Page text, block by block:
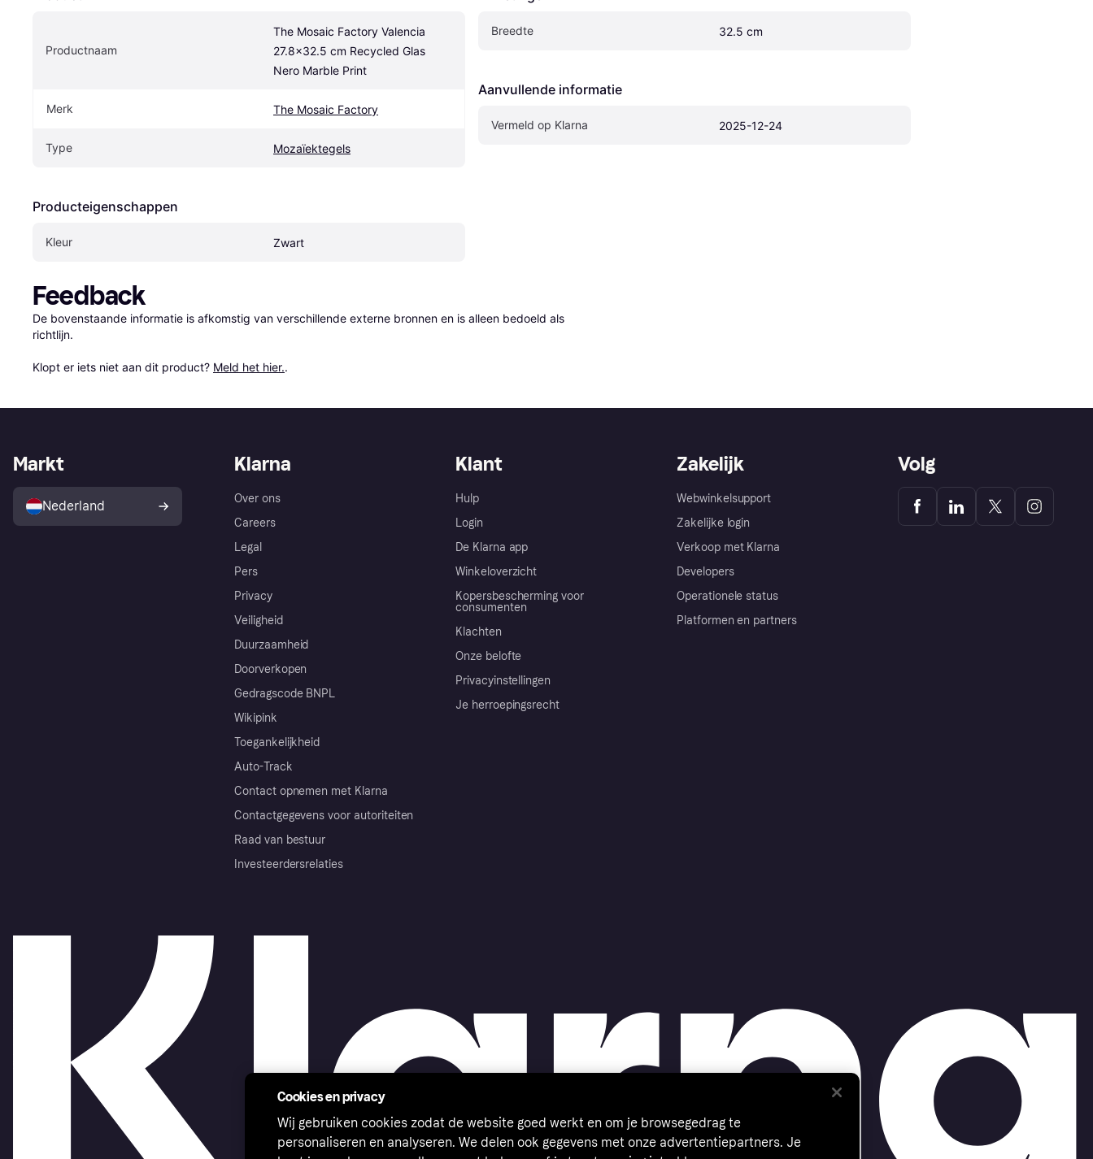
Productnaam
The Mosaic Factory Valencia
27.8x32.5 cm Recycled Glas
Nero Marble Print
Merk The Mosaic Factory
Type Mozaïektegels
Producteigenschappen
Kleur Zwart
Breedte 32.5 cm
Aanvullende informatie
Vermeld op Klarna 2025-12-24
Feedback
De bovenstaande informatie is afkomstig van verschillende externe bronnen en is alleen bedoeld als
richtlijn.
Klopt er iets niet aan dit product? Meld het hier..
Klarna
Over ons
Careers
Legal
Pers
Privacy
Veiligheid
Duurzaamheid
Doorverkopen
Gedragscode BNPL
Wikipink
Toegankelijkheid
Auto-Track
Contact opnemen met Klarna
Contactgegevens voor autoriteiten
Raad van bestuur
Investeerdersrelaties
Klant
Hulp
Login
De Klarna app
Winkeloverzicht
Kopersbescherming voor
consumenten
Klachten
Onze belofte
Privacyinstellingen
Je herroepingsrecht
Zakelijk
Webwinkelsupport
Zakelijke login
Verkoop met Klarna
Developers
Operationele status
Platformen en partners
Markt
Nederland
Volg
Cookies en privacy
Wij gebruiken cookies zodat de website goed werkt en om je browsegedrag te
personaliseren en analyseren. We delen ook gegevens met onze advertentiepartners. Je